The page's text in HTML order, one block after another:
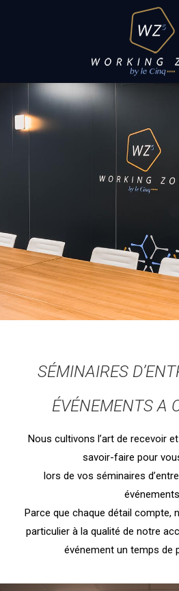
SÉMINAIRES
ÉVÉNEMENTS A
Nous cultivons l’art de recevoir
savoir-faire pour
lors de vos séminaires
Parce que chaque détail compte,
particulier à la qualité de notre
événement un temps de